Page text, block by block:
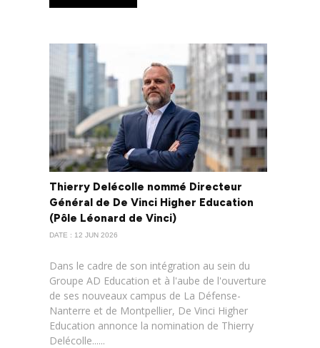
Thierry Delécolle nommé Directeur
Général de De Vinci Higher Education
(Pôle Léonard de Vinci)
DATE : 12 JUN 2026
Dans le cadre de son intégration au sein du
Groupe AD Education et à l'aube de l'ouverture
de ses nouveaux campus de La Défense-
Nanterre et de Montpellier, De Vinci Higher
Education annonce la nomination de Thierry
Delécolle......